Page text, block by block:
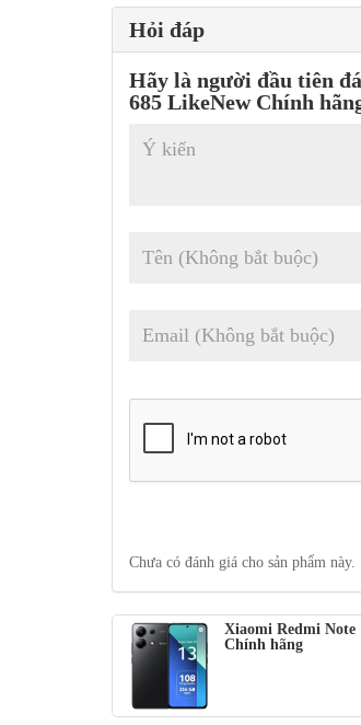
khẩu độf/2.4
Ốngkính góc rộng và macro
tiết nhỏ ở cận cảnh. Ngoài ra,
độf/2.2 , giúp bạn có thể chụp
Kết nối Về khả năng kết nối,
thường xuyên.Ngoài ra, thiết bị còn
Thời điểm ra mắt dự kiến ​​là tháng
Hỏi đáp
Hãy là người đầu tiên
685 LikeNew Chính
Chưa có đánh giá cho sản phẩm này.
Xiaomi Redmi Note
Chính hãng